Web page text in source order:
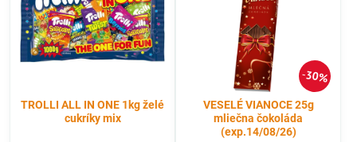
TROLLI ALL IN ONE 1kg želé
cukríky mix
30%
VESELÉ VIANOCE 25g
mliečna čokoláda
(exp.14/08/26)